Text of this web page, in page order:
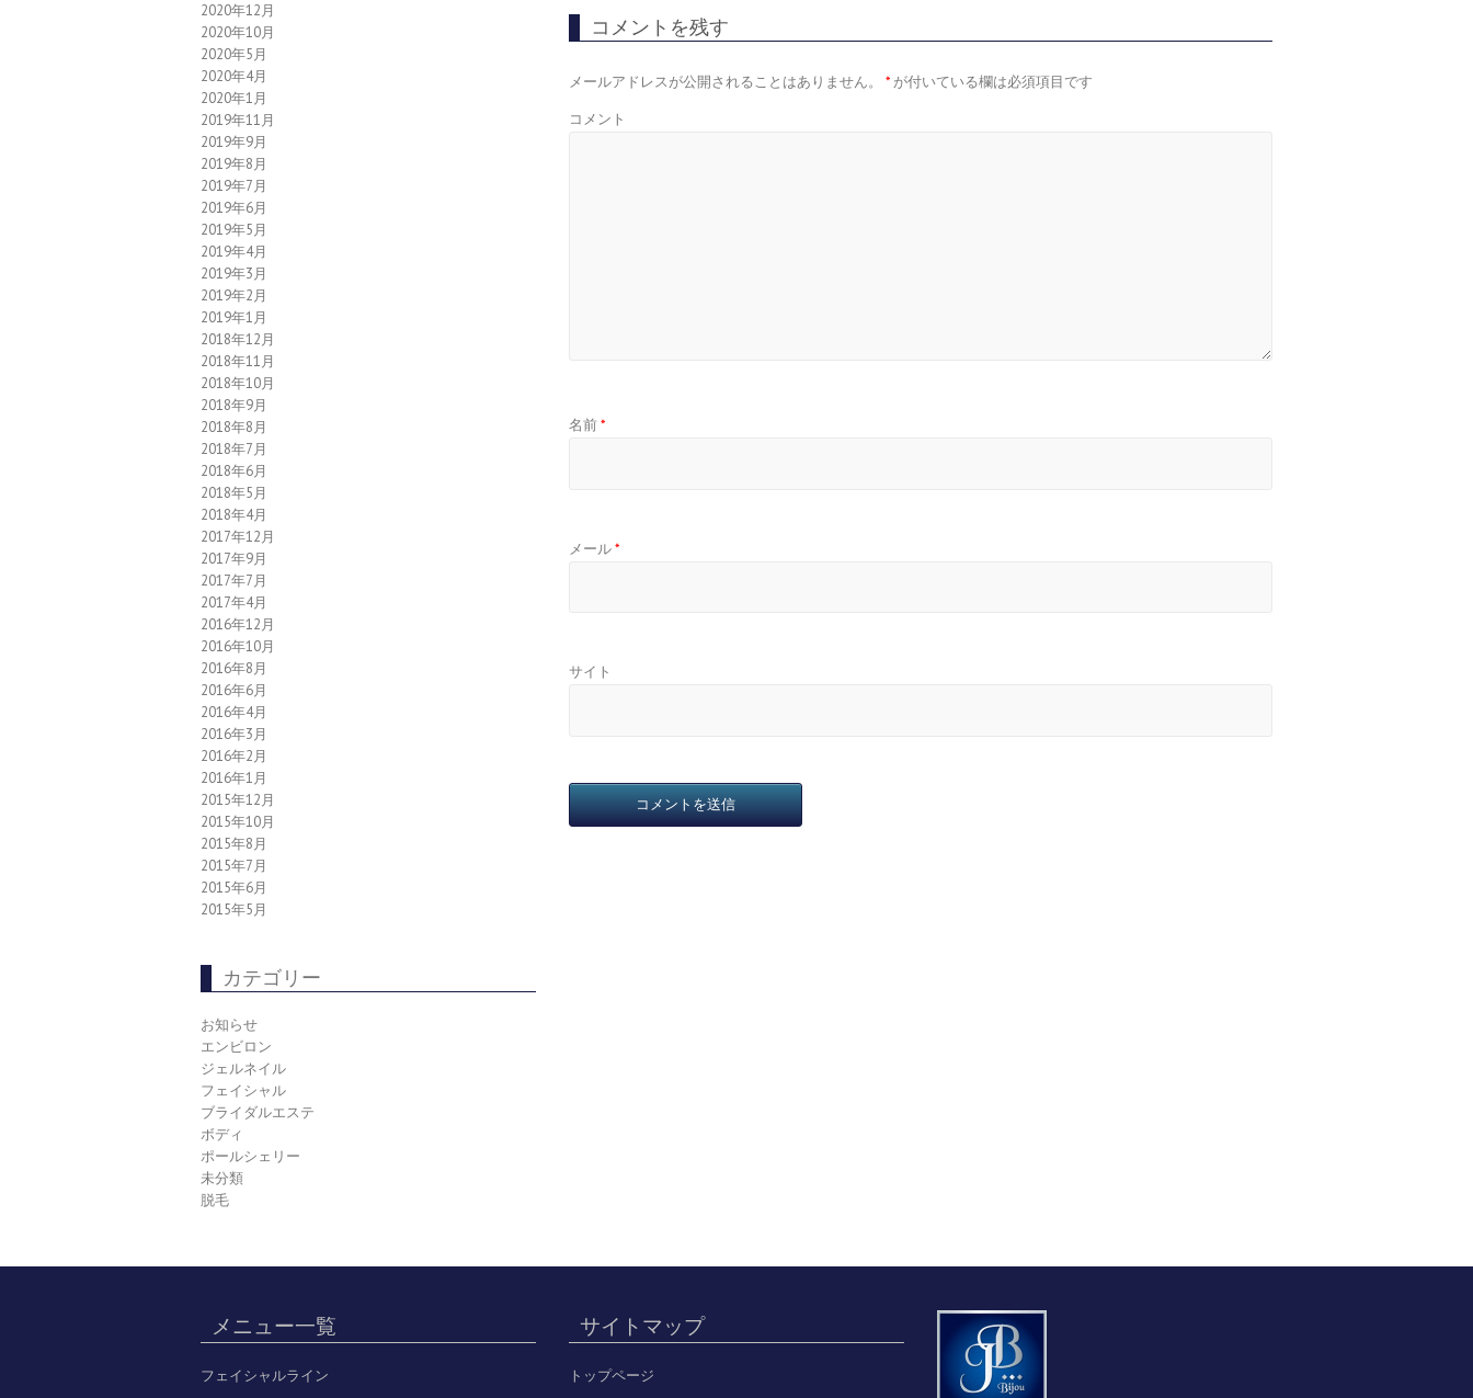
コメントを残す
メールアドレスが公開されることはありません。 * が付いている欄は必須項目です
コメント
名前*
メール*
サイト
2020年12月
2020年10月
2020年5月
2020年4月
2020年1月
2019年11月
2019年9月
2019年8月
2019年7月
2019年6月
2019年5月
2019年4月
2019年3月
2019年2月
2019年1月
2018年12月
2018年11月
2018年10月
2018年9月
2018年8月
2018年7月
2018年6月
2018年5月
2018年4月
2017年12月
2017年9月
2017年7月
2017年4月
2016年12月
2016年10月
2016年8月
2016年6月
2016年4月
2016年3月
2016年2月
2016年1月
2015年12月
2015年10月
2015年8月
2015年7月
2015年6月
2015年5月
カテゴリー
お知らせ
エンビロン
ジェルネイル
フェイシャル
ブライダルエステ
ボディ
ポールシェリー
未分類
脱毛
メニュー一覧
フェイシャルライン
サイトマップ
トップページ